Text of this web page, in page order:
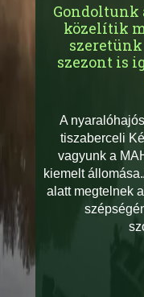
Gondoltunk
közelítik
szezont is
A
tiszaberceli
vagyunk a
kiemelt
alatt megtelnek